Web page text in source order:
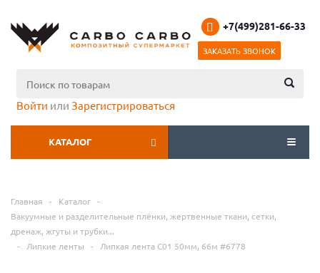
Войти или Зарегистрироваться
+7(499)281-66-33
ЗАКАЗАТЬ ЗВОНОК
МЕНЮКАТАЛОГ
Главная - Каталог -
Вакуумные и разделительные плёнки, жертвенные ткани, сетки,
дренаж, жгуты и трубки...
-
Липкие ленты - Липкая лента С01 50мм, 66м #6778